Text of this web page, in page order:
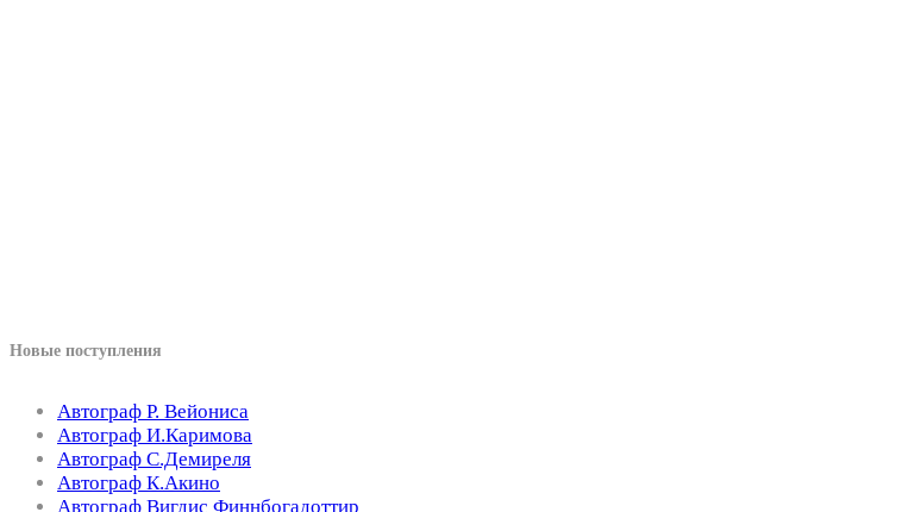
Новые поступления
Автограф Р. Вейониса
Автограф И.Каримова
Автограф С.Демиреля
Автограф К.Акино
Автограф Вигдис Финнбогадоттир